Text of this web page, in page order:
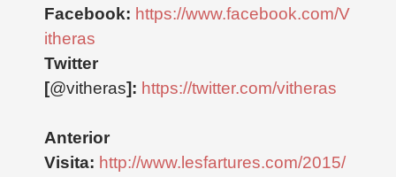
Facebook: https://www.facebook.com/V
itheras
Twitter
[@vitheras]: https://twitter.com/vitheras
Anterior
Visita: http://www.lesfartures.com/2015/